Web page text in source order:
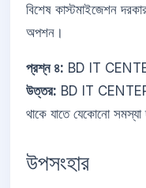
বিশেষ কাস্টমাইজেশন
অপশন।
প্রশ্ন ৪: BD IT
উত্তর: BD IT CENTER
থাকে যাতে যেকোনো
উপসংহার